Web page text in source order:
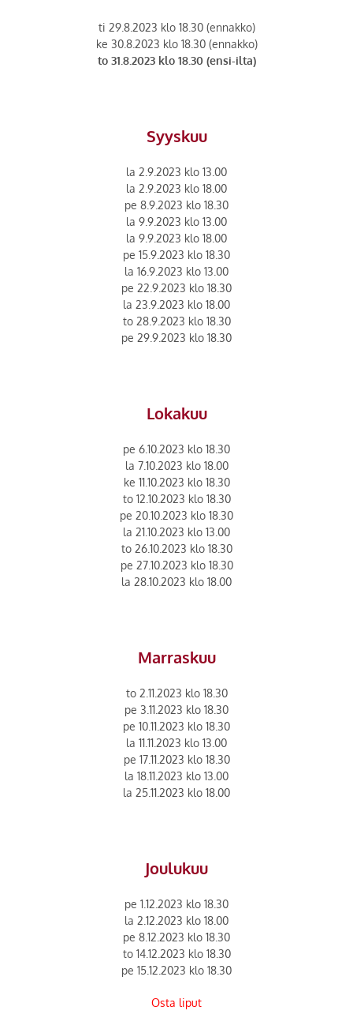
ti 29.8.2023 klo 18.30 (ennakko)
ke 30.8.2023 klo 18.30 (ennakko)
to 31.8.2023 klo 18.30 (ensi-ilta)
Syyskuu
la 2.9.2023 klo 13.00
la 2.9.2023 klo 18.00
pe 8.9.2023 klo 18.30
la 9.9.2023 klo 13.00
la 9.9.2023 klo 18.00
pe 15.9.2023 klo 18.30
la 16.9.2023 klo 13.00
pe 22.9.2023 klo 18.30
la 23.9.2023 klo 18.00
to 28.9.2023 klo 18.30
pe 29.9.2023 klo 18.30
Lokakuu
pe 6.10.2023 klo 18.30
la 7.10.2023 klo 18.00
ke 11.10.2023 klo 18.30
to 12.10.2023 klo 18.30
pe 20.10.2023 klo 18.30
la 21.10.2023 klo 13.00
to 26.10.2023 klo 18.30
pe 27.10.2023 klo 18.30
la 28.10.2023 klo 18.00
Marraskuu
to 2.11.2023 klo 18.30
pe 3.11.2023 klo 18.30
pe 10.11.2023 klo 18.30
la 11.11.2023 klo 13.00
pe 17.11.2023 klo 18.30
la 18.11.2023 klo 13.00
la 25.11.2023 klo 18.00
Joulukuu
pe 1.12.2023 klo 18.30
la 2.12.2023 klo 18.00
pe 8.12.2023 klo 18.30
to 14.12.2023 klo 18.30
pe 15.12.2023 klo 18.30
Osta liput